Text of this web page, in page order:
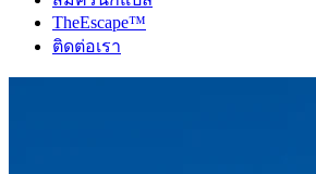
TheEscape™
ติดต่อเรา